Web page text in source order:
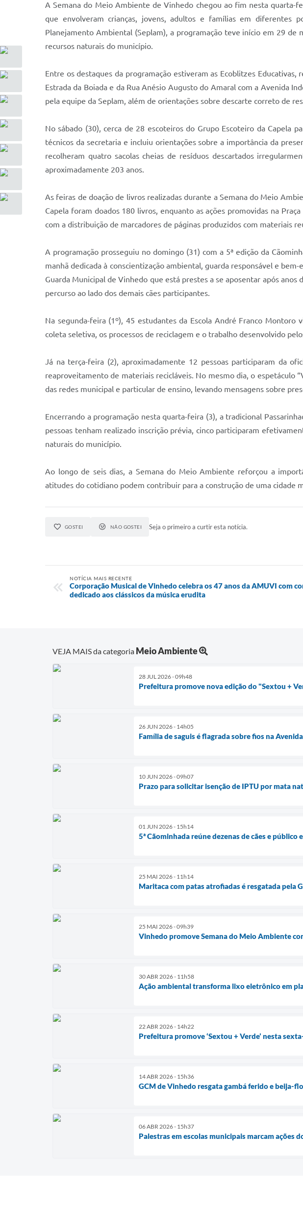
A Semana do Meio Ambiente de Vinhedo chegou ao fim nesta quarta-
que envolveram crianças, jovens, adultos e famílias em diferentes
Planejamento Ambiental (Seplam), a programação teve início em 29 de
recursos naturais do município.
Entre os destaques da programação estiveram as Ecoblitzes
Estrada da Boiada e da Rua Anésio Augusto do Amaral com a Avenida
pela equipe da Seplam, além de orientações sobre descarte correto de
No sábado (30), cerca de 28 escoteiros do Grupo Escoteiro da Capela
técnicos da secretaria e incluiu orientações sobre a importância da
recolheram quatro sacolas cheias de resíduos descartados
aproximadamente 203 anos.
As feiras de doação de livros realizadas durante a Semana do Meio
Capela foram doados 180 livros, enquanto as ações promovidas na
com a distribuição de marcadores de páginas produzidos com materiais
A programação prosseguiu no domingo (31) com a 5ª edição da
manhã dedicada à conscientização ambiental, guarda responsável e
Guarda Municipal de Vinhedo que está prestes a se aposentar após
percurso ao lado dos demais cães participantes.
Na segunda-feira (1º), 45 estudantes da Escola André Franco
coleta seletiva, os processos de reciclagem e o trabalho desenvolvido
Já na terça-feira (2), aproximadamente 12 pessoas participaram da
reaproveitamento de materiais recicláveis. No mesmo dia, o espetáculo
das redes municipal e particular de ensino, levando mensagens sobre
Encerrando a programação nesta quarta-feira (3), a tradicional
pessoas tenham realizado inscrição prévia, cinco participaram
naturais do município.
Ao longo de seis dias, a Semana do Meio Ambiente reforçou a
atitudes do cotidiano podem contribuir para a construção de uma cidade
GOSTEI NÃO GOSTEI Seja o primeiro a curtir esta notícia.
NOTÍCIA MAIS RECENTE
Corporação Musical de Vinhedo celebra os 47 anos da AMUVI com
dedicado aos clássicos da música erudita
VEJA MAIS da categoria Meio Ambiente
28 JUL 2026 - 09h48
Prefeitura promove nova edição do "Sextou +
26 JUN 2026 - 14h05
Família de saguis é flagrada sobre fios na
10 JUN 2026 - 09h07
Prazo para solicitar isenção de IPTU por mata
01 JUN 2026 - 15h14
5ª Cãominhada reúne dezenas de cães e
25 MAI 2026 - 11h14
Maritaca com patas atrofiadas é resgatada pela
25 MAI 2026 - 09h39
Vinhedo promove Semana do Meio Ambiente
30 ABR 2026 - 11h58
Ação ambiental transforma lixo eletrônico em
22 ABR 2026 - 14h22
Prefeitura promove ‘Sextou + Verde’ nesta
14 ABR 2026 - 15h36
GCM de Vinhedo resgata gambá ferido e beija-
06 ABR 2026 - 15h37
Palestras em escolas municipais marcam ações